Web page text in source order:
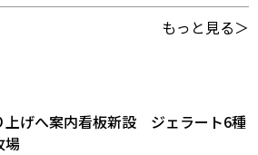
もっと見る＞
上げへ案内看板新設 ジェラート6種
場